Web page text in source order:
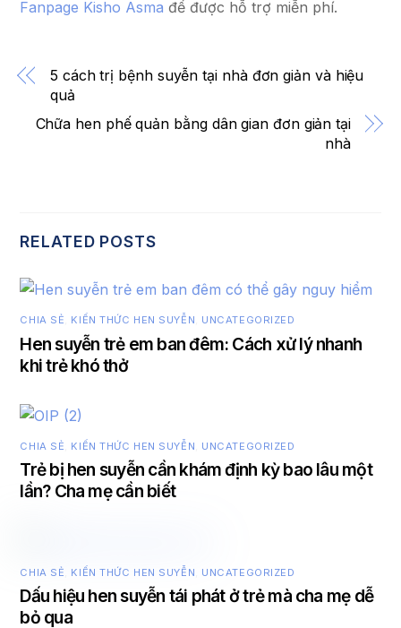
Fanpage Kisho Asma để được hỗ trợ miễn phí.
5 cách trị bệnh suyễn tại nhà đơn giản và hiệu
quả
Chữa hen phế quản bằng dân gian đơn giản tại
nhà
RELATED POSTS
CHIA SẺ KIẾN THỨC HEN SUYỄN UNCATEGORIZED
Hen suyễn trẻ em ban đêm: Cách xử lý nhanh
khi trẻ khó thở
CHIA SẺ KIẾN THỨC HEN SUYỄN UNCATEGORIZED
Trẻ bị hen suyễn cần khám định kỳ bao lâu một
lần? Cha mẹ cần biết
CHIA SẺ KIẾN THỨC HEN SUYỄN UNCATEGORIZED
Dấu hiệu hen suyễn tái phát ở trẻ mà cha mẹ dễ
bỏ qua